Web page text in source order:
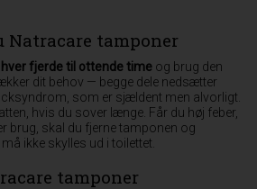
Natracare tamponer
fjerde til ottende time og brug den
dit behov — begge dele nedsætter
som er sjældent men alvorligt.
hvis du sover længe. Får du høj feber,
brug, skal du fjerne tamponen og
ikke skylles ud i toilettet.
tamponer